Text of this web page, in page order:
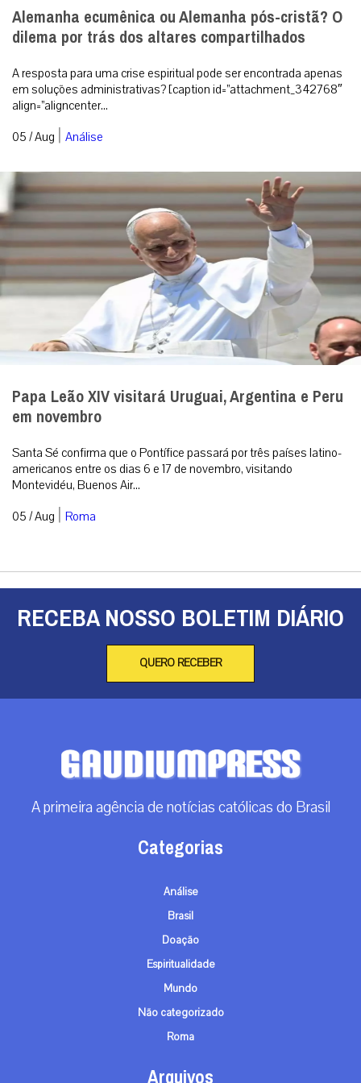
Alemanha ecumênica ou Alemanha pós-cristã? O
dilema por trás dos altares compartilhados
A resposta para uma crise espiritual pode ser encontrada apenas
em soluções administrativas? [caption id=”attachment_342768″
align=”aligncenter...
05 / Aug | Análise
Papa Leão XIV visitará Uruguai, Argentina e Peru
em novembro
Santa Sé confirma que o Pontífice passará por três países latino-
americanos entre os dias 6 e 17 de novembro, visitando
Montevidéu, Buenos Air...
05 / Aug | Roma
RECEBA NOSSO BOLETIM DIÁRIO
QUERO RECEBER
A primeira agência de notícias católicas do Brasil
Categorias
Análise
Brasil
Doação
Espiritualidade
Mundo
Não categorizado
Roma